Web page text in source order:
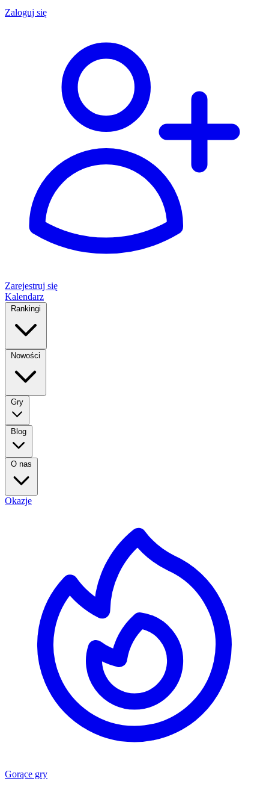
Zaloguj się
Zarejestruj się
Kalendarz
Rankingi
Nowości
Gry
Blog
O nas
Okazje
Gorące gry